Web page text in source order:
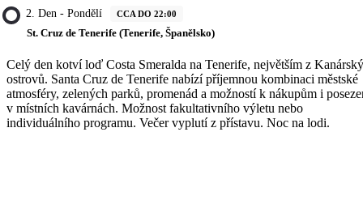
2. Den - Pondělí CCA DO 22:00
St. Cruz de Tenerife (Tenerife, Španělsko)
Celý den kotví loď Costa Smeralda na Tenerife, největším z
ostrovů. Santa Cruz de Tenerife nabízí příjemnou kombinaci městské
atmosféry, zelených parků, promenád a možností k nákupům i
v místních kavárnách. Možnost fakultativního výletu nebo
individuálního programu. Večer vyplutí z přístavu. Noc na lodi.